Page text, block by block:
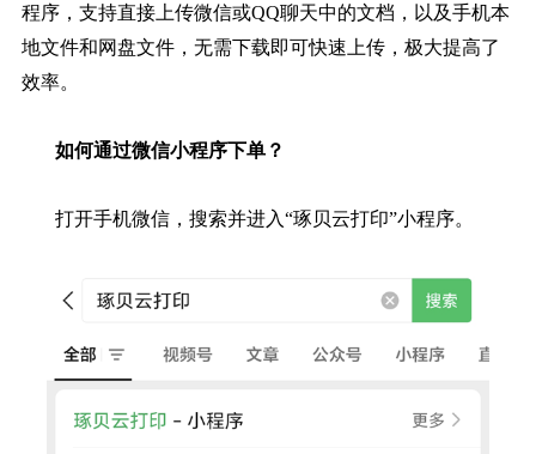
程序，支持直接上传微信或QQ聊天中的文档，以及手机本
地文件和网盘文件，无需下载即可快速上传，极大提高了
效率。
如何通过微信小程序下单？
打开手机微信，搜索并进入“琢贝云打印”小程序。